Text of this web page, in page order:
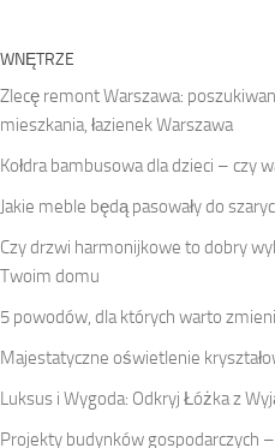
WNĘTRZE
Zlecę remont Warszawa:
mieszkania, łazienek Warszawa
Kołdra bambusowa dla dzieci – czy
Jakie meble będą pasowały do
Czy drzwi harmonijkowe to dobry
Twoim domu
5 powodów, dla których warto
Majestatyczne oświetlenie
Luksus i Wygoda: Odkryj Łóżka z
Projekty budynków gospodarczych